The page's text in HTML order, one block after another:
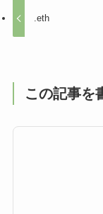
.eth
この記事を